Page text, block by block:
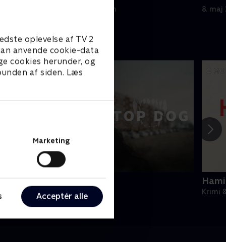
oplevelse af TV 2
anvende cookie-data
cookies herunder, og
af siden. Læs
Marketing
Acceptér alle
1. maj 2024 • 44 min 8. maj
Dog
& Spænding • 1 sæsoner Krimi